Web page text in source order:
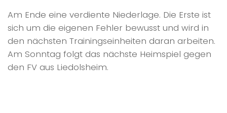
Am Ende eine verdiente Niederlage. Die Erste ist
sich um die eigenen Fehler bewusst und wird in
den nächsten Trainingseinheiten daran arbeiten.
Am Sonntag folgt das nächste Heimspiel gegen
den FV aus Liedolsheim.